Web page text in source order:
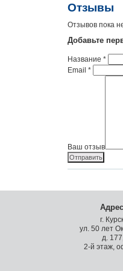
Отзывы
Отзывов пока
Добавьте
Название *
Email *
Ваш отзыв
г.
ул. 50 лет
д.
2-й этаж,